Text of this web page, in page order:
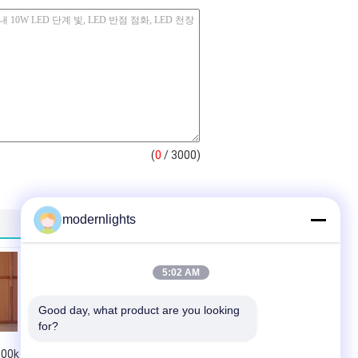
(0 / 3000)
modernlights
5:02 AM
Good day, what product are you looking
for?